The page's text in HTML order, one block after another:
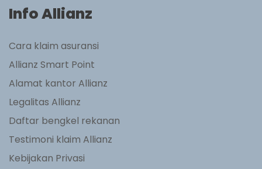
Info Allianz
Cara klaim asuransi
Allianz Smart Point
Alamat kantor Allianz
Legalitas Allianz
Daftar bengkel rekanan
Testimoni klaim Allianz
Kebijakan Privasi